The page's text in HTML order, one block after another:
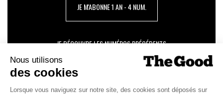
JE M'ABONNE 1 AN - 4 NUM.
JE DÉCOUVRE LES NUMÉROS PRÉCÉDENTS
Je suis déjà abonné(e) :
version digitale